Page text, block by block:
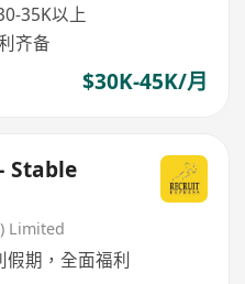
35K以上
齐备
$30K-45K/月
Stable
Limited
期，全面福利